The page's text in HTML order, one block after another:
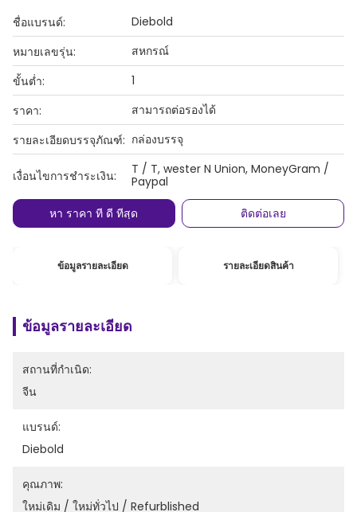
ชื่อแบรนด์:
Diebold
หมายเลขรุ่น:
สหกรณ์
ขั้นต่ำ:
1
ราคา:
สามารถต่อรองได้
รายละเอียดบรรจุภัณฑ์: กล่องบรรจุ
เงื่อนไขการชำระเงิน:
T / T, wester N Union, MoneyGram /
Paypal
หา ราคา ที่ ดี ที่สุด
ติดต่อเลย
ข้อมูลรายละเอียด รายละเอียดสินค้า
ข้อมูลรายละเอียด
สถานที่กำเนิด:
จีน
แบรนด์:
Diebold
คุณภาพ:
ใหม่เดิม / ใหม่ทั่วไป / Refurblished